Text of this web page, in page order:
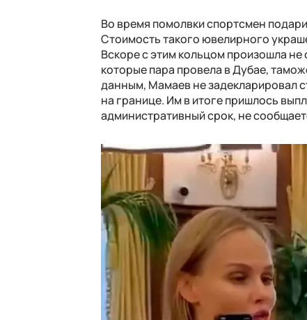
Во время помолвки спортсмен
Стоимость такого ювелирного
Вскоре с этим кольцом произошла
которые пара провела в Дубае,
данным, Мамаев не задекларировал
на границе. Им в итоге пришлось
административный срок, не